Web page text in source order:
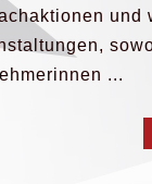
und
...